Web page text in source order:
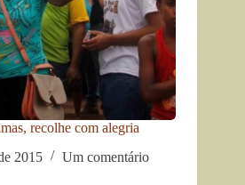
recolhe com alegria
2015
Um comentário